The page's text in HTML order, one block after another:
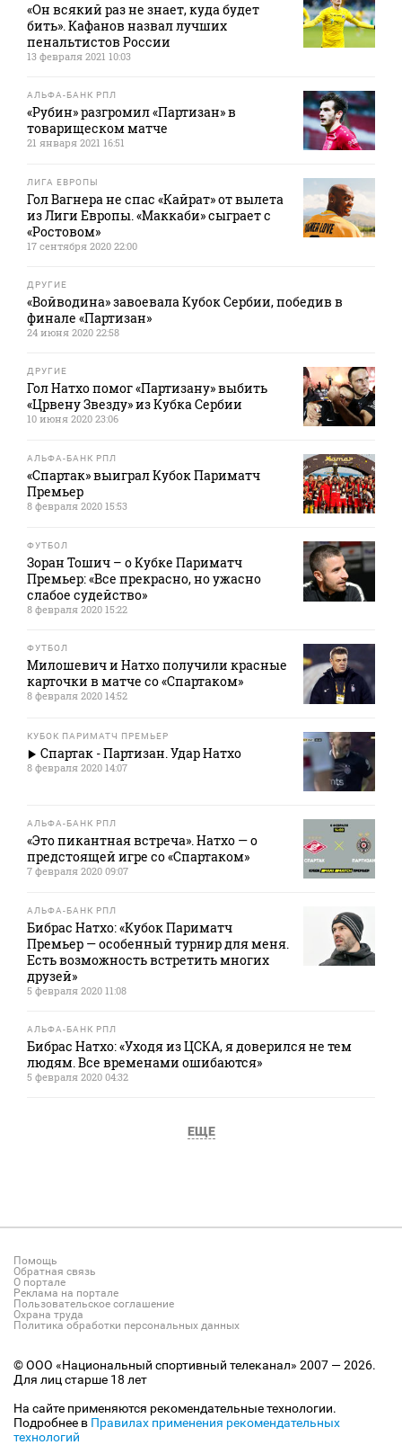
«Он всякий раз не знает, куда будет
бить». Кафанов назвал лучших
пенальтистов России
13 февраля 2021 10:03
АЛЬФА-БАНК РПЛ
«Рубин» разгромил «Партизан» в
товарищеском матче
21 января 2021 16:51
ЛИГА ЕВРОПЫ
Гол Вагнера не спас «Кайрат» от вылета
из Лиги Европы. «Маккаби» сыграет с
«Ростовом»
17 сентября 2020 22:00
ДРУГИЕ
«Войводина» завоевала Кубок Сербии, победив в
финале «Партизан»
24 июня 2020 22:58
ДРУГИЕ
Гол Натхо помог «Партизану» выбить
«Црвену Звезду» из Кубка Сербии
10 июня 2020 23:06
АЛЬФА-БАНК РПЛ
«Спартак» выиграл Кубок Париматч
Премьер
8 февраля 2020 15:53
ФУТБОЛ
Зоран Тошич – о Кубке Париматч
Премьер: «Все прекрасно, но ужасно
слабое судейство»
8 февраля 2020 15:22
ФУТБОЛ
Милошевич и Натхо получили красные
карточки в матче со «Спартаком»
8 февраля 2020 14:52
КУБОК ПАРИМАТЧ ПРЕМЬЕР
Спартак - Партизан. Удар Натхо
8 февраля 2020 14:07
АЛЬФА-БАНК РПЛ
«Это пикантная встреча». Натхо — о
предстоящей игре со «Спартаком»
7 февраля 2020 09:07
АЛЬФА-БАНК РПЛ
Бибрас Натхо: «Кубок Париматч
Премьер — особенный турнир для меня.
Есть возможность встретить многих
друзей»
5 февраля 2020 11:08
АЛЬФА-БАНК РПЛ
Бибрас Натхо: «Уходя из ЦСКА, я доверился не тем
людям. Все временами ошибаются»
5 февраля 2020 04:32
ЕЩЕ
Помощь
Обратная связь
О портале
Реклама на портале
Пользовательское соглашение
Охрана труда
Политика обработки персональных данных
© ООО «Национальный спортивный телеканал» 2007 — 2026.
Для лиц старше 18 лет
На сайте применяются рекомендательные технологии.
Подробнее в Правилах применения рекомендательных
технологий